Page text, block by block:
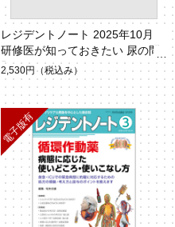
レジデントノート 2025年10月
研修医が知っておきたい 尿の問
題あれこれ
2,530円 （税込み）